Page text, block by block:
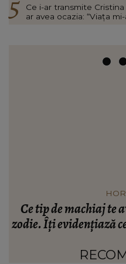
Ce i-ar transmite
ar avea ocazia: “Viața
Ce tip de machiaj te
zodie. Îți evidențiază